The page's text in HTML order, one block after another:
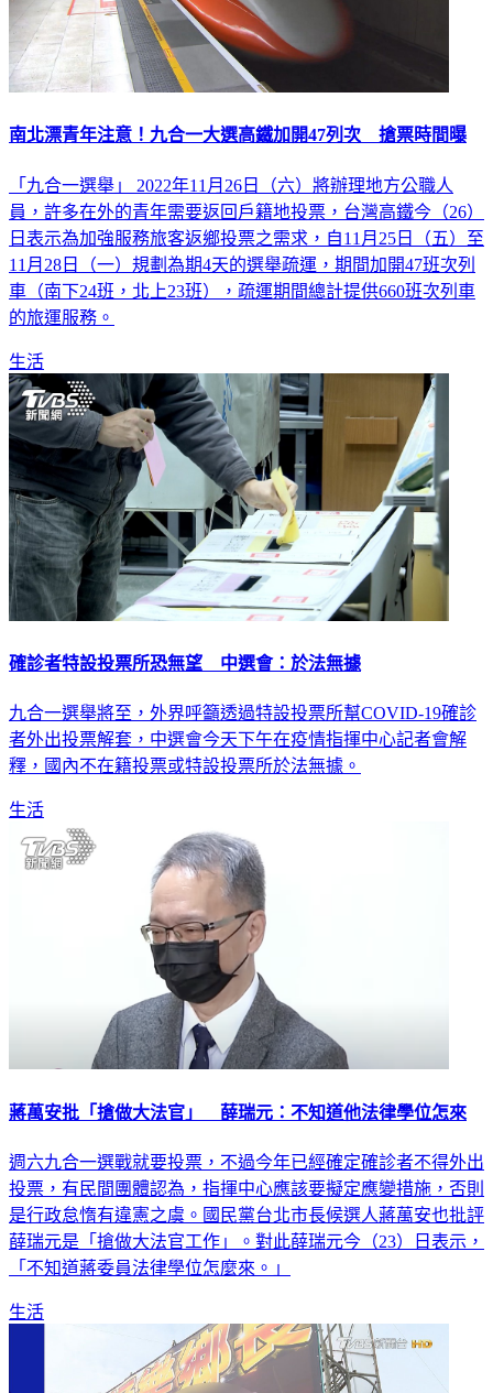
南北漂青年注意！九合一大選高鐵加開47列次 搶票時間曝
「九合一選舉」 2022年11月26日（六）將辦理地方公職人
員，許多在外的青年需要返回戶籍地投票，台灣高鐵今（26）
日表示為加強服務旅客返鄉投票之需求，自11月25日（五）至
11月28日（一）規劃為期4天的選舉疏運，期間加開47班次列
車（南下24班，北上23班），疏運期間總計提供660班次列車
的旅運服務。
生活
確診者特設投票所恐無望 中選會：於法無據
九合一選舉將至，外界呼籲透過特設投票所幫COVID-19確診
者外出投票解套，中選會今天下午在疫情指揮中心記者會解
釋，國內不在籍投票或特設投票所於法無據。
生活
蔣萬安批「搶做大法官」 薛瑞元：不知道他法律學位怎來
週六九合一選戰就要投票，不過今年已經確定確診者不得外出
投票，有民間團體認為，指揮中心應該要擬定應變措施，否則
是行政怠惰有違憲之虞。國民黨台北市長候選人蔣萬安也批評
薛瑞元是「搶做大法官工作」。對此薛瑞元今（23）日表示，
「不知道蔣委員法律學位怎麼來。」
生活